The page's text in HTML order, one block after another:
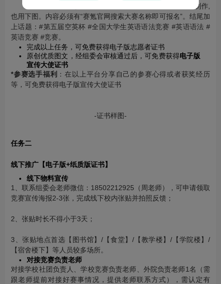
3、宣传字数不少于20字，文案不可重复，配图可自己制作,
也用下图。内容必须有“赛氪官网搜索大赛名称即可报名”。结尾加
上话题：#第五届空英杯 #全国大学生英语语法竞赛 #英语语法 #
英语竞赛 #竞赛。
完成以上任务，可免费获得电子版志愿者证书
原创优质图文，经组委会审核通过后，可免费获得电子版
宣传大使证书
*参赛选手福利 ：在以上平台分享自己的参赛心得或者获奖经历
等，可免费获得电子版宣传大使证书
-证书样图-
任务二
线下推广【电子版+纸质版证书】
线下物料宣传
1、联系组委会老师微信：18502212925（周老师），可申请领取
竞赛宣传海报2-3张，完成线下校内张贴并拍照反馈；
2、张贴时长不得小于3天；
3、张贴地点首选【图书馆】/【食堂】/【教学楼】/【学院楼】/
【宿舍楼下】等人员较多场所。
对接竞赛负责老师
对接学校社团负责人、学校竞赛负责老师、外院负责老师1名（需
跟老师提前对接好赛事情况，提供老师联系方式），需认定有